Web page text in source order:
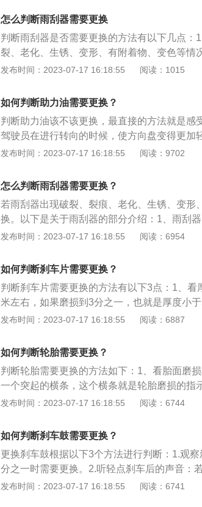
刮了。如果不更换雨刮，很有可能造成对挡风
迹。挡风玻璃上有一条条的带状痕迹。是因为
致雨刷器胶条不是每个部位都与玻璃充分接触
器的重要组成部分，能起到清洁挡风玻璃、保
拨动雨刮，喷些雨刮水，看看雨刮过的范围，
更换雨刮片了。1、最大值为4条持久印痕或者
围的时候，可以更换雨刮片；2、在可视范围
且在整个空间都布满了一些临时或持久的印痕
刮橡胶条出现磨损，刮拭时在夹板下面会产生
换雨刮片；5、由于雨刮橡胶条变形，在刮拭
雨刮片。
怎么判断雨刮器需要更换
判断雨刮器是否需要更换的方法有以下几点：
裂、老化、生锈、变形、有附着物、变色等情
2、用你的耳朵倾听：如果雨刮器上面的橡胶
跃、抖动等，那么建议车主对雨刮器进行更换
坐在驾驶位置时，先打开雨刮器开关，再喷一
所擦拭的区域便可进行判断。其实雨刮器也是
进行干刮，只有在有水的情况下才能使用，否
清理雨刮器，雨刮器上经常会附着一些灰尘，
老化、开裂等。
发布时间：2023-07-17 16:18:55 阅读：1015
如何判断助力油需要更换？
判断助力油该不该更换，最直接的方法就是感
驾驶员在进行转向的时候，使方向盘变得更加
变沉，很可能就是因为助力油出现变质的现象
殊液体，通过液压作用，可以使方向盘变得非
油液以及减震油液类似。分类：汽车上配置的
第一类机械式液压动力转向系统；第二类是电
助力转向系统。
发布时间：2023-07-17 16:18:55 阅读：9702
怎么判断雨刮器需要更换？
若雨刮器出现破裂、裂痕、老化、生锈、变形
换。以下是关于雨刮器的部分介绍：1、雨刮
的重要附件，作用是扫除风窗玻璃上妨碍视线
以及带有电控单元的雨刮器。真空雨刮器的缺
发动机的真空度降低时（例如当汽车爬坡时）
模糊。真空雨刮器已于1972年被淘汰，取而
发布时间：2023-07-17 16:18:55 阅读：6954
如何判断刹车片需要更换？
判断刹车片需要更换的方法有以下3点：1、
米左右，如果磨损到3分之一，也就是厚度小
音：刹车片两侧的极限标识触碰摩擦到刹车盘
盘，导致电阻变化，从而产生电流，检测到信
示。
发布时间：2023-07-17 16:18:55 阅读：6887
如何判断轮胎需要更换？
判断轮胎需要更换的方法如下：1、看胎面磨
一个突起的横条，这个横条就是轮胎磨损的指
记处，说明轮胎需要更换。2、用硬币测量：
以继续使用旧轮胎一段时间，如果能清楚地看
胎。3、从轮胎使用时间和公里数判断：一般
时间从出厂时间开始计算。超过5年，不管轮
胎，因为这时候橡胶表面会开始硬化，继而出
的弹性，继续使用可能会导致胎面变形，存在
发布时间：2023-07-17 16:18:55 阅读：6744
如何判断刹车鼓需要更换？
更换刹车鼓根据以下3个方法进行判断：1.观
分之一时需要更换。2.听轻点刹车后的声音：
车鼓。3.观察刹车后汽车的反应：刹车迟缓且
发布时间：2023-07-17 16:18:55 阅读：6741